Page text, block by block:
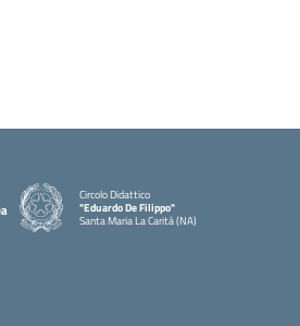
Circolo Didattico
"Eduardo De Filippo"
Santa Maria La Carità (NA)